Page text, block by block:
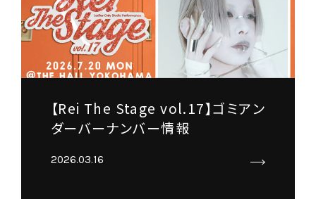
【Rei The Stage vol.17】ゴミアン
ダーバーナンバー情報
2026.03.16